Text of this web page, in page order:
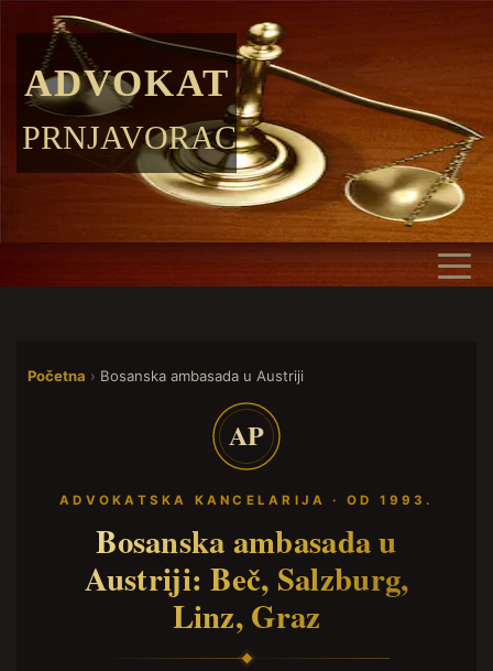
ADVOKAT
PRNJAVORAC
Početna › Bosanska ambasada u Austriji
AP
ADVOKATSKA KANCELARIJA · OD 1993.
Bosanska ambasada u
Austriji: Beč, Salzburg,
Linz, Graz